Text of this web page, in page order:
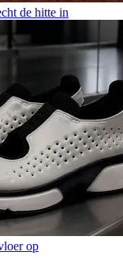
de hitte in
op